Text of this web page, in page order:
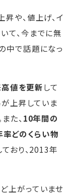
や、値上げ、イ
て、今までに無
中で話題になっ
値を更新して
が上昇していま
た、 10年間の
率どのくらい物
ており、2013年
上がっていませ